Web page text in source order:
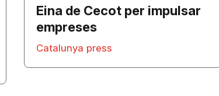
Eina de Cecot per impulsar
empreses
Catalunya press